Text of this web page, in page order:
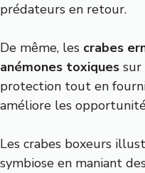
prédateurs en retour.
De même, les crabes
anémones toxiques sur
protection tout en
améliore les
Les crabes boxeurs
symbiose en maniant